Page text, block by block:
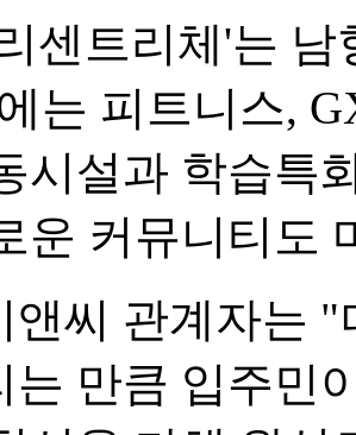
센트리체'는 남
는 피트니스,
시설과 학습특
운 커뮤니티도
앤씨 관계자는
는 만큼 입주민